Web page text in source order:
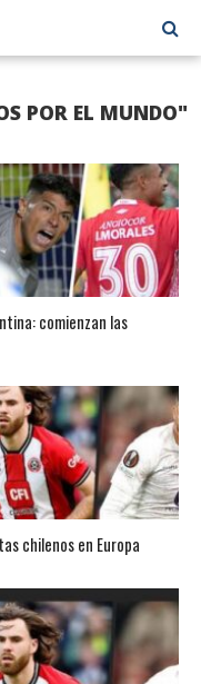
POR EL MUNDO"
comienzan las
chilenos en Europa